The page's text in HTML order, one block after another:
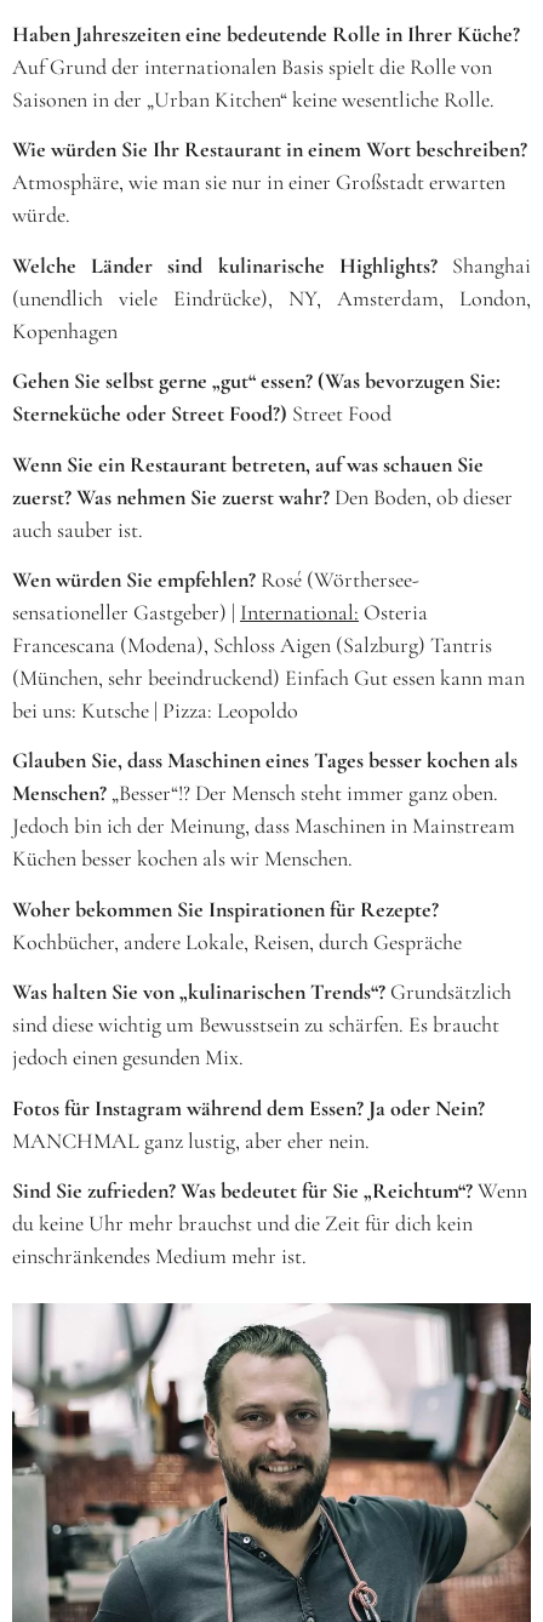
Haben Jahreszeiten eine bedeutende Rolle in Ihrer Küche?
Auf Grund der internationalen Basis spielt die Rolle von
Saisonen in der „Urban Kitchen“ keine wesentliche Rolle.
Wie würden Sie Ihr Restaurant in einem Wort beschreiben?
Atmosphäre, wie man sie nur in einer Großstadt erwarten
würde.
Welche Länder sind kulinarische Highlights? Shanghai
(unendlich viele Eindrücke), NY, Amsterdam, London,
Kopenhagen
Gehen Sie selbst gerne „gut“ essen? (Was bevorzugen Sie:
Sterneküche oder Street Food?) Street Food
Wenn Sie ein Restaurant betreten, auf was schauen Sie
zuerst? Was nehmen Sie zuerst wahr? Den Boden, ob dieser
auch sauber ist.
Wen würden Sie empfehlen? Rosé (Wörthersee-
sensationeller Gastgeber) | International: Osteria
Francescana (Modena), Schloss Aigen (Salzburg) Tantris
(München, sehr beeindruckend) Einfach Gut essen kann man
bei uns: Kutsche | Pizza: Leopoldo
Glauben Sie, dass Maschinen eines Tages besser kochen als
Menschen?„Besser“!? Der Mensch steht immer ganz oben.
Jedoch bin ich der Meinung, dass Maschinen in Mainstream
Küchen besser kochen als wir Menschen.
Woher bekommen Sie Inspirationen für Rezepte?
Kochbücher, andere Lokale, Reisen, durch Gespräche
Was halten Sie von „kulinarischen Trends“? Grundsätzlich
sind diese wichtig um Bewusstsein zu schärfen. Es braucht
jedoch einen gesunden Mix.
Fotos für Instagram während dem Essen? Ja oder Nein?
MANCHMAL ganz lustig, aber eher nein.
Sind Sie zufrieden? Was bedeutet für Sie „Reichtum“?Wenn
du keine Uhr mehr brauchst und die Zeit für dich kein
einschränkendes Medium mehr ist.